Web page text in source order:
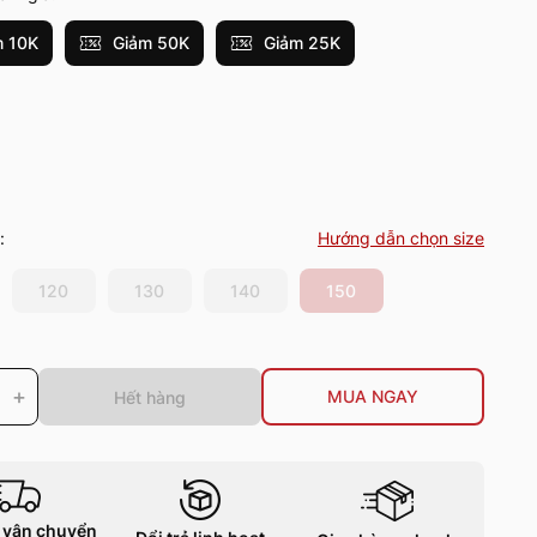
10K Giảm 50K Giảm 25K
Hướng dẫn chọn size
120 130 140 150
+ Hết hàng MUA NGAY
chuyển